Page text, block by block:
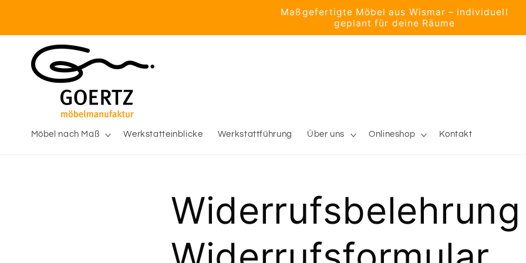
Maßgefertigte Möbel aus Wismar – individuell
geplant für deine Räume
Möbel nach Maß Werkstatteinblicke Werkstattführung Über uns Onlineshop Kontakt